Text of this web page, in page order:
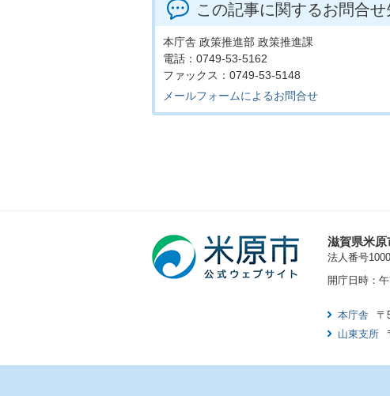
この記事に関するお問合せ
本庁舎 政策推進部 政策推進課
電話：0749-53-5162
ファックス：0749-53-5148
メールフォームによるお問合せ
滋賀県米原
法人番号
開庁日時：
本庁舎
〒
山東支所